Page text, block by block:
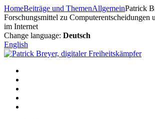
Zum
Inhalt
springen
HomeBeiträge und ThemenAllgemeinPatrick
Forschungsmittel zu Computerentscheidungen
im Internet
Change language: Deutsch
English